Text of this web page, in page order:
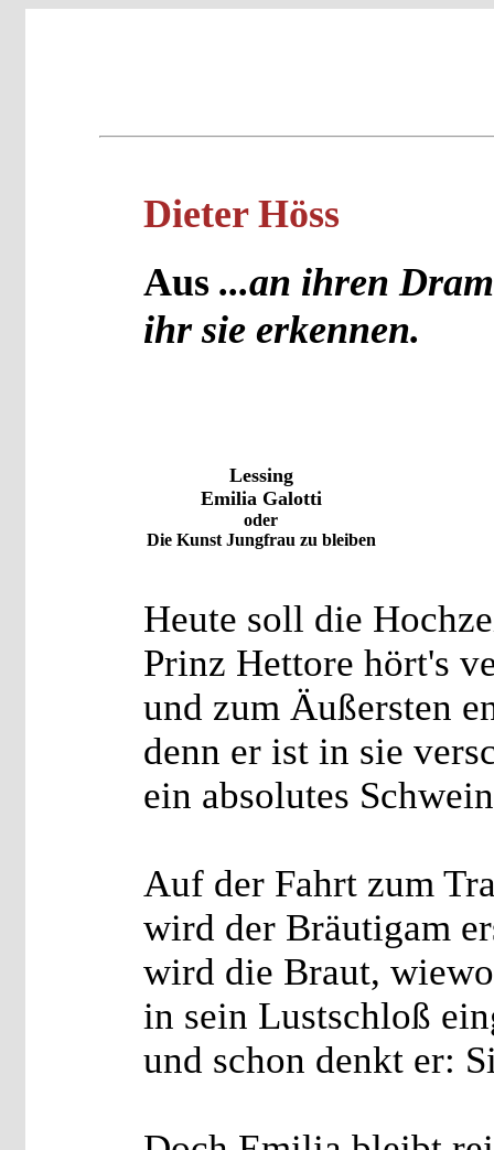
Dieter Höss
Aus ...an ihren
ihr sie erkennen.
Lessing
Emilia Galotti
oder
Die Kunst Jungfrau zu bleiben
Heute soll die
Prinz Hettore hört's
und zum Äußersten
denn er ist in sie
ein absolutes
Auf der Fahrt zum
wird der Bräutigam
wird die Braut,
in sein Lustschloß
und schon denkt er: